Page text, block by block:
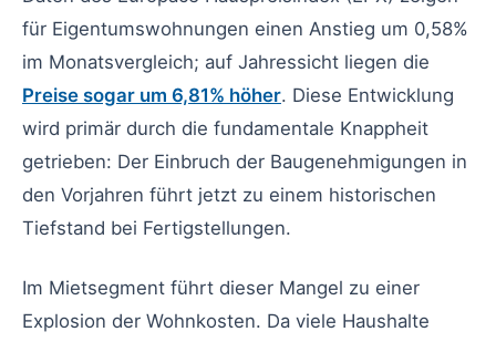
für Eigentumswohnungen einen Anstieg um 0,58%
im Monatsvergleich; auf Jahressicht liegen die
Preise sogar um 6,81% höher. Diese Entwicklung
wird primär durch die fundamentale Knappheit
getrieben: Der Einbruch der Baugenehmigungen in
den Vorjahren führt jetzt zu einem historischen
Tiefstand bei Fertigstellungen.
Im Mietsegment führt dieser Mangel zu einer
Explosion der Wohnkosten. Da viele Haushalte